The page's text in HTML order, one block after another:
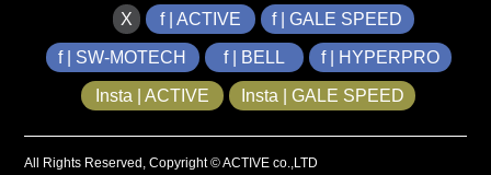
X f | ACTIVE f | GALE SPEED
f | SW-MOTECH f | BELL f | HYPERPRO
Insta | ACTIVE Insta | GALE SPEED
All Rights Reserved, Copyright © ACTIVE co.,LTD